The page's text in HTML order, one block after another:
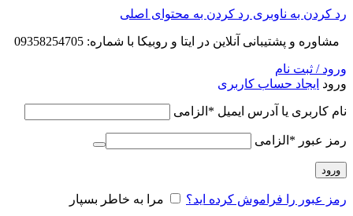
رد کردن به ناوبری رد کردن به محتوای اصلی
مشاوره و پشتیبانی آنلاین در ایتا و روبیکا با شماره: 09358254705
ورود / ثبت نام
ورود ایجاد حساب کاربری
نام کاربری یا آدرس ایمیل * الزامی
رمز عبور * الزامی
ورود
رمز عبور را فراموش کرده اید؟ مرا به خاطر بسپار